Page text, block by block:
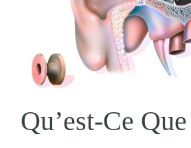
Qu’est-Ce